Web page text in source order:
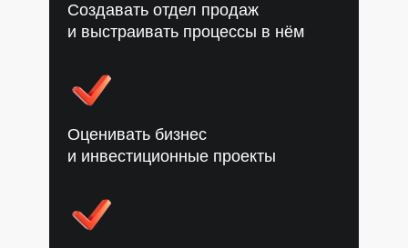
Создавать отдел продаж
и выстраивать процессы в нём
Оценивать бизнес
и инвестиционные проекты